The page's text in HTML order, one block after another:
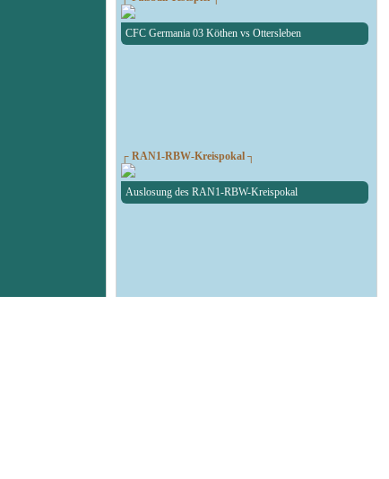
CFC Germania 03 Köthen vs Ottersleben
┌ RAN1-RBW-Kreispokal ┐
Auslosung des RAN1-RBW-Kreispokal